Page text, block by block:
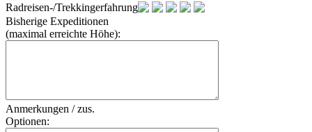
Radreisen-/Trekkingerfahrung:
Bisherige Expeditionen
(maximal erreichte Höhe):
Anmerkungen / zus.
Optionen: